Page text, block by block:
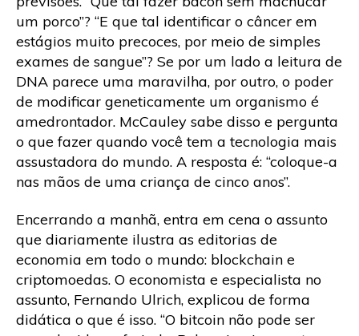
um porco”? “E que tal identificar o câncer em
estágios muito precoces, por meio de simples
exames de sangue”? Se por um lado a leitura de
DNA parece uma maravilha, por outro, o poder
de modificar geneticamente um organismo é
amedrontador. McCauley sabe disso e pergunta
o que fazer quando você tem a tecnologia mais
assustadora do mundo. A resposta é: “coloque-a
nas mãos de uma criança de cinco anos”.
Encerrando a manhã, entra em cena o assunto
que diariamente ilustra as editorias de
economia em todo o mundo: blockchain e
criptomoedas. O economista e especialista no
assunto, Fernando Ulrich, explicou de forma
didática o que é isso. “O bitcoin não pode ser